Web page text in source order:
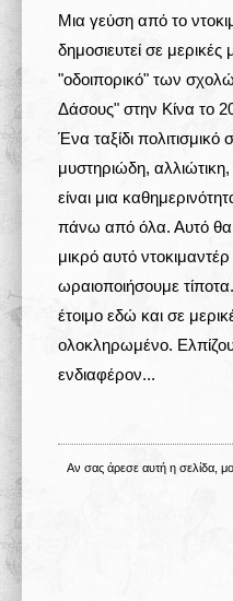
Μια γεύση από το
δημοσιευτεί σε μερικές
"οδοιπορικό" των
Δάσους" στην Κίνα το
Ένα ταξίδι πολιτισμικό
μυστηριώδη, αλλιώτικη,
είναι μια
πάνω από όλα. Αυτό
μικρό αυτό
ωραιοποιήσουμε
έτοιμο εδώ και σε
ολοκληρωμένο.
ενδιαφέρον...
Αν σας άρεσε αυτή η σελίδα,